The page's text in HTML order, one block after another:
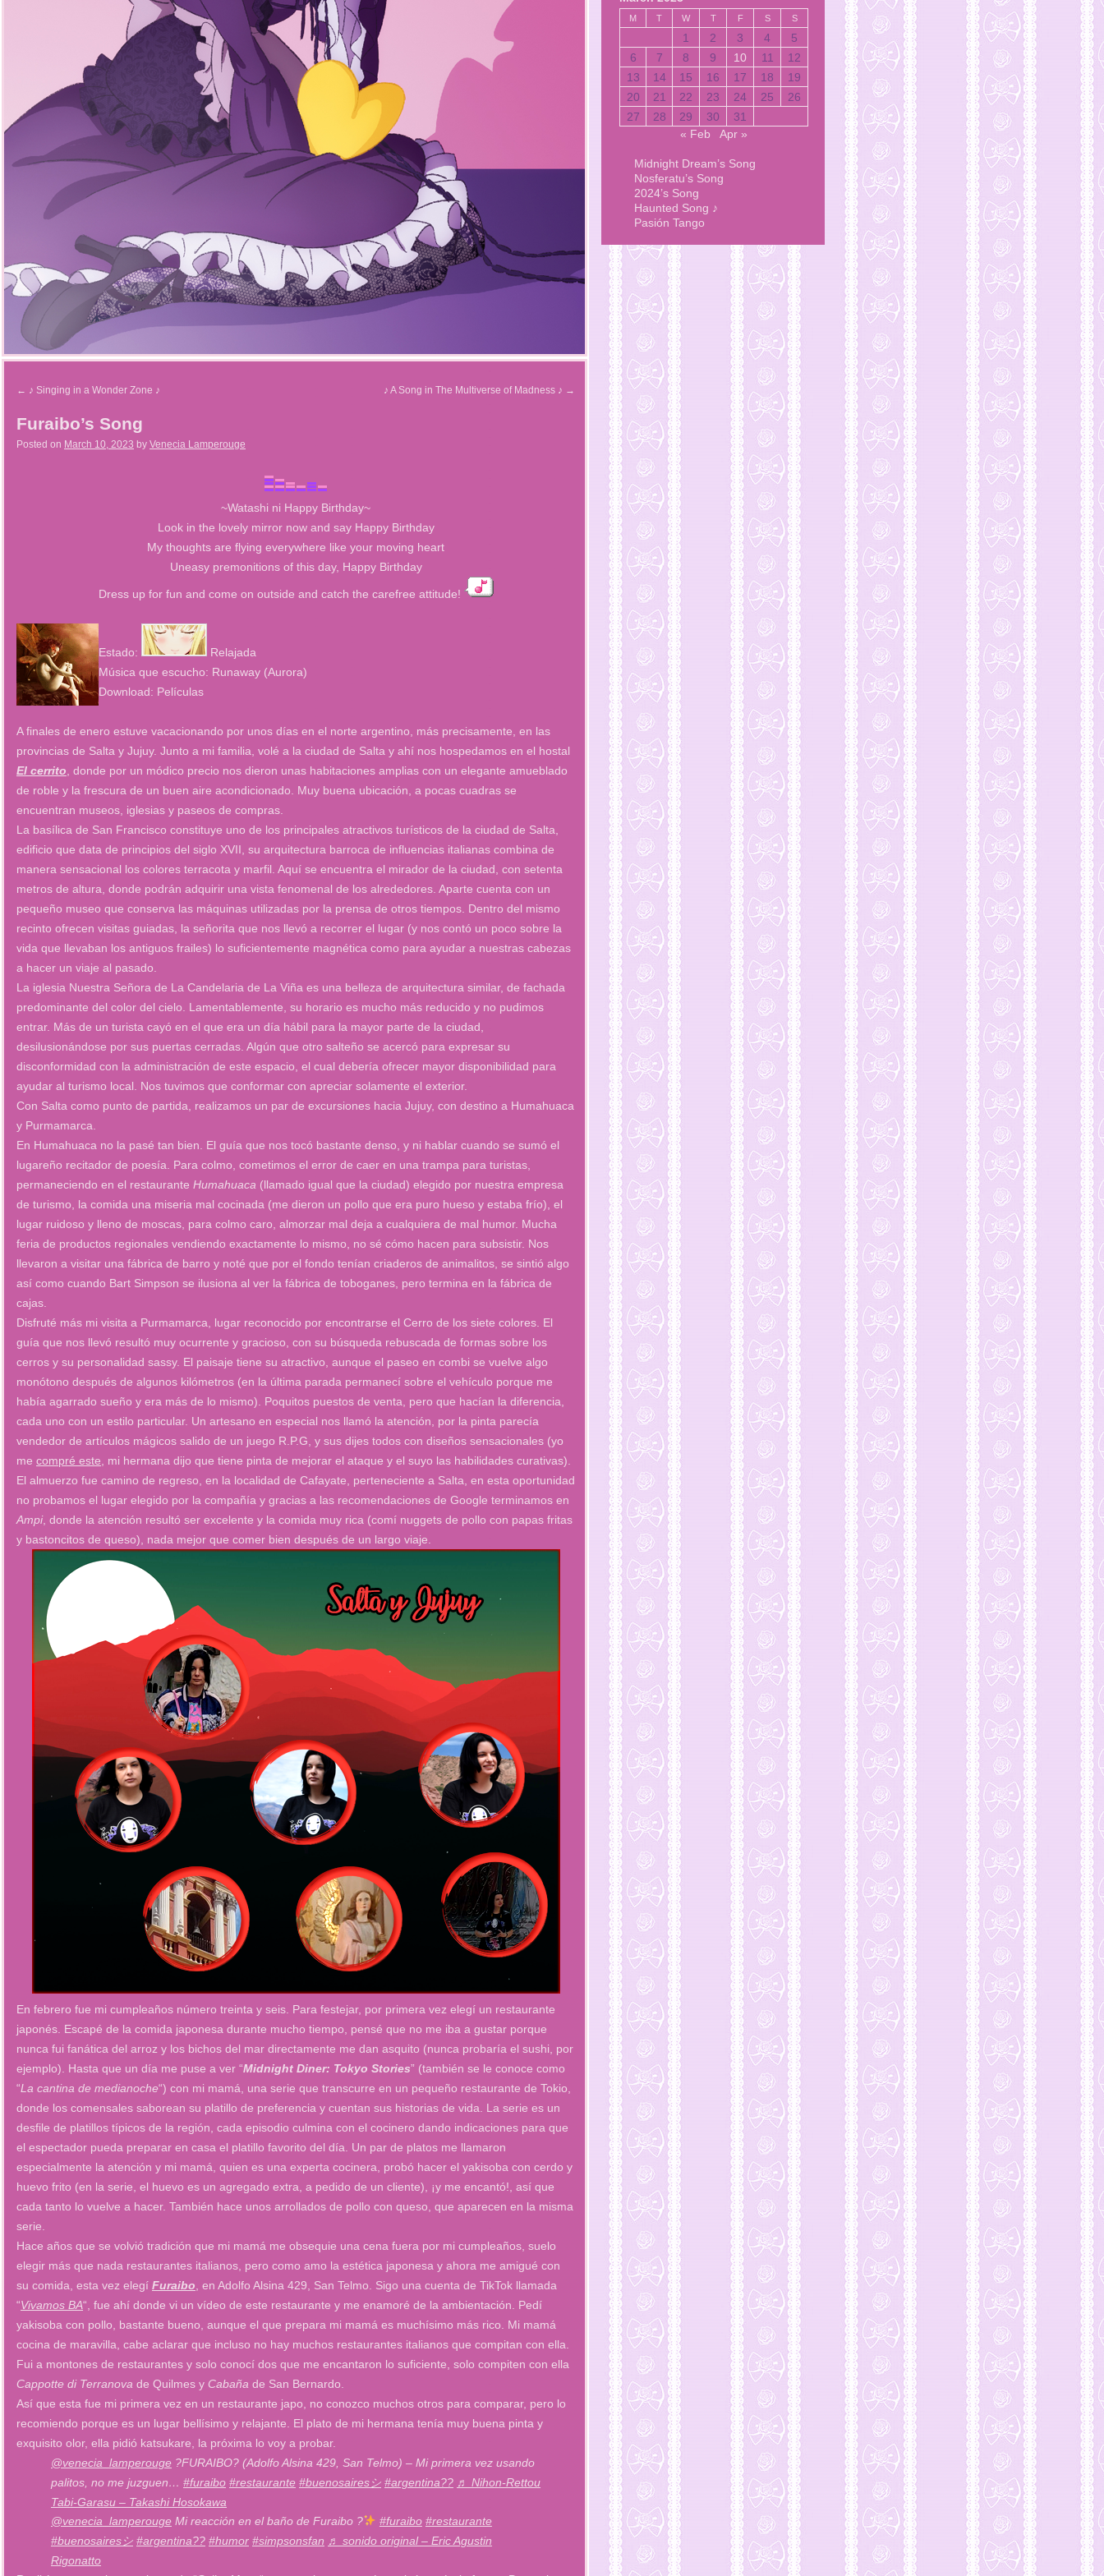
← ♪ Singing in a Wonder Zone ♪ ♪ A Song in The Multiverse of Madness ♪ →
Furaibo’s Song
Posted on March 10, 2023 by Venecia Lamperouge
~Watashi ni Happy Birthday~
Look in the lovely mirror now and say Happy Birthday
My thoughts are flying everywhere like your moving heart
Uneasy premonitions of this day, Happy Birthday
Dress up for fun and come on outside and catch the carefree attitude!
Estado:
Relajada
Música que escucho: Runaway (Aurora)
Download: Películas
A finales de enero estuve vacacionando por unos días en el norte argentino, más precisamente, en las
provincias de Salta y Jujuy. Junto a mi familia, volé a la ciudad de Salta y ahí nos hospedamos en el hostal
El cerrito , donde por un módico precio nos dieron unas habitaciones amplias con un elegante amueblado
de roble y la frescura de un buen aire acondicionado. Muy buena ubicación, a pocas cuadras se
encuentran museos, iglesias y paseos de compras.
La basílica de San Francisco constituye uno de los principales atractivos turísticos de la ciudad de Salta,
edificio que data de principios del siglo XVII, su arquitectura barroca de influencias italianas combina de
manera sensacional los colores terracota y marfil. Aquí se encuentra el mirador de la ciudad, con setenta
metros de altura, donde podrán adquirir una vista fenomenal de los alrededores. Aparte cuenta con un
pequeño museo que conserva las máquinas utilizadas por la prensa de otros tiempos. Dentro del mismo
recinto ofrecen visitas guiadas, la señorita que nos llevó a recorrer el lugar (y nos contó un poco sobre la
vida que llevaban los antiguos frailes) lo suficientemente magnética como para ayudar a nuestras cabezas
a hacer un viaje al pasado.
La iglesia Nuestra Señora de La Candelaria de La Viña es una belleza de arquitectura similar, de fachada
predominante del color del cielo. Lamentablemente, su horario es mucho más reducido y no pudimos
entrar. Más de un turista cayó en el que era un día hábil para la mayor parte de la ciudad,
desilusionándose por sus puertas cerradas. Algún que otro salteño se acercó para expresar su
disconformidad con la administración de este espacio, el cual debería ofrecer mayor disponibilidad para
ayudar al turismo local. Nos tuvimos que conformar con apreciar solamente el exterior.
Con Salta como punto de partida, realizamos un par de excursiones hacia Jujuy, con destino a Humahuaca
y Purmamarca.
En Humahuaca no la pasé tan bien. El guía que nos tocó bastante denso, y ni hablar cuando se sumó el
lugareño recitador de poesía. Para colmo, cometimos el error de caer en una trampa para turistas,
permaneciendo en el restaurante Humahuaca (llamado igual que la ciudad) elegido por nuestra empresa
de turismo, la comida una miseria mal cocinada (me dieron un pollo que era puro hueso y estaba frío), el
lugar ruidoso y lleno de moscas, para colmo caro, almorzar mal deja a cualquiera de mal humor. Mucha
feria de productos regionales vendiendo exactamente lo mismo, no sé cómo hacen para subsistir. Nos
llevaron a visitar una fábrica de barro y noté que por el fondo tenían criaderos de animalitos, se sintió algo
así como cuando Bart Simpson se ilusiona al ver la fábrica de toboganes, pero termina en la fábrica de
cajas.
Disfruté más mi visita a Purmamarca, lugar reconocido por encontrarse el Cerro de los siete colores. El
guía que nos llevó resultó muy ocurrente y gracioso, con su búsqueda rebuscada de formas sobre los
cerros y su personalidad sassy. El paisaje tiene su atractivo, aunque el paseo en combi se vuelve algo
monótono después de algunos kilómetros (en la última parada permanecí sobre el vehículo porque me
había agarrado sueño y era más de lo mismo). Poquitos puestos de venta, pero que hacían la diferencia,
cada uno con un estilo particular. Un artesano en especial nos llamó la atención, por la pinta parecía
vendedor de artículos mágicos salido de un juego R.P.G, y sus dijes todos con diseños sensacionales (yo
me compré este , mi hermana dijo que tiene pinta de mejorar el ataque y el suyo las habilidades curativas).
El almuerzo fue camino de regreso, en la localidad de Cafayate, perteneciente a Salta, en esta oportunidad
no probamos el lugar elegido por la compañía y gracias a las recomendaciones de Google terminamos en
Ampi, donde la atención resultó ser excelente y la comida muy rica (comí nuggets de pollo con papas fritas
y bastoncitos de queso), nada mejor que comer bien después de un largo viaje.
En febrero fue mi cumpleaños número treinta y seis. Para festejar, por primera vez elegí un restaurante
japonés. Escapé de la comida japonesa durante mucho tiempo, pensé que no me iba a gustar porque
nunca fui fanática del arroz y los bichos del mar directamente me dan asquito (nunca probaría el sushi, por
ejemplo). Hasta que un día me puse a ver “Midnight Diner: Tokyo Stories” (también se le conoce como
“La cantina de medianoche“) con mi mamá, una serie que transcurre en un pequeño restaurante de Tokio,
donde los comensales saborean su platillo de preferencia y cuentan sus historias de vida. La serie es un
desfile de platillos típicos de la región, cada episodio culmina con el cocinero dando indicaciones para que
el espectador pueda preparar en casa el platillo favorito del día. Un par de platos me llamaron
especialmente la atención y mi mamá, quien es una experta cocinera, probó hacer el yakisoba con cerdo y
huevo frito (en la serie, el huevo es un agregado extra, a pedido de un cliente), ¡y me encantó!, así que
cada tanto lo vuelve a hacer. También hace unos arrollados de pollo con queso, que aparecen en la misma
serie.
Hace años que se volvió tradición que mi mamá me obsequie una cena fuera por mi cumpleaños, suelo
elegir más que nada restaurantes italianos, pero como amo la estética japonesa y ahora me amigué con
su comida, esta vez elegí Furaibo , en Adolfo Alsina 429, San Telmo. Sigo una cuenta de TikTok llamada
“Vivamos BA“, fue ahí donde vi un vídeo de este restaurante y me enamoré de la ambientación. Pedí
yakisoba con pollo, bastante bueno, aunque el que prepara mi mamá es muchísimo más rico. Mi mamá
cocina de maravilla, cabe aclarar que incluso no hay muchos restaurantes italianos que compitan con ella.
Fui a montones de restaurantes y solo conocí dos que me encantaron lo suficiente, solo compiten con ella
Cappotte di Terranova de Quilmes y Cabaña de San Bernardo.
Así que esta fue mi primera vez en un restaurante japo, no conozco muchos otros para comparar, pero lo
recomiendo porque es un lugar bellísimo y relajante. El plato de mi hermana tenía muy buena pinta y
exquisito olor, ella pidió katsukare, la próxima lo voy a probar.
@venecia_lamperouge ?FURAIBO? (Adolfo Alsina 429, San Telmo) – Mi primera vez usando
palitos, no me juzguen… #furaibo #restaurante #buenosairesシ #argentina?? ♬ Nihon-Rettou
Tabi-Garasu – Takashi Hosokawa
@venecia_lamperouge Mi reacción en el baño de Furaibo ? #furaibo #restaurante
#buenosairesシ #argentina?? #humor #simpsonsfan ♬ sonido original – Eric Agustin
Rigonatto
M T W T F S S
1 2 3 4
5
6
7 8 9 10 11
12
13
14 15 16 17 18
19
20
21 22 23 24 25
26
27
28 29 30
31
« Feb
Apr »
Midnight Dream’s Song
Nosferatu’s Song
2024’s Song
Haunted Song ♪
Pasión Tango